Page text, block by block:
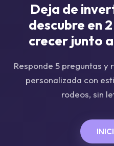
Deja de
descubre en
crecer junto
Responde 5 preguntas y
personalizada con
rodeos, sin